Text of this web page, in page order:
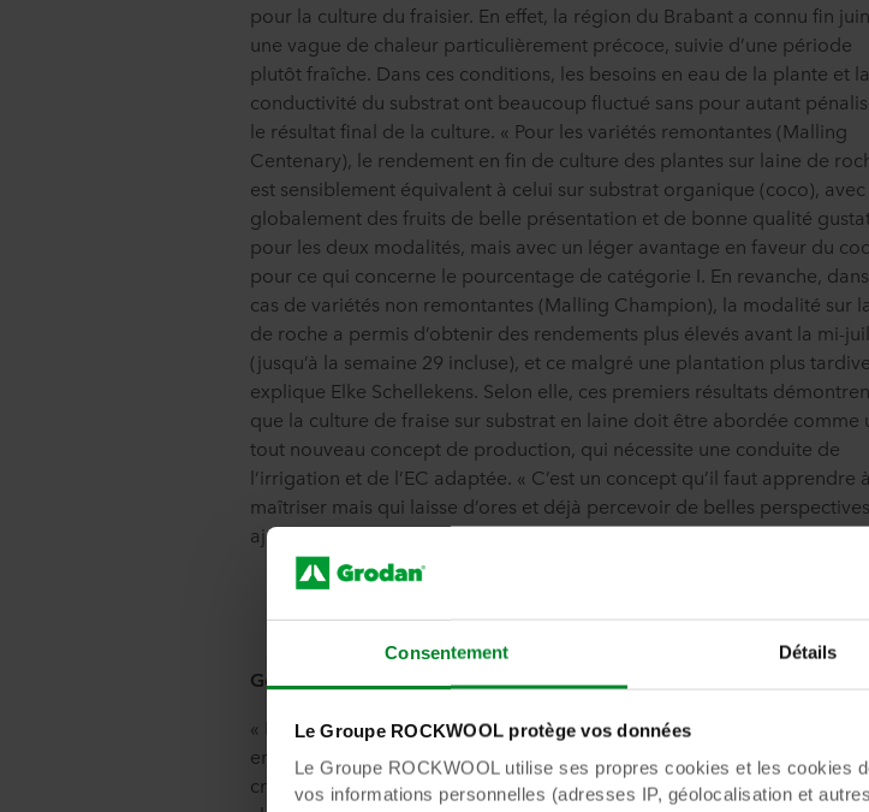
Consentement Détails
Le Groupe ROCKWOOL protège vos données
Le Groupe ROCKWOOL utilise ses propres cookies et les cookies
vos informations personnelles (adresses IP, géolocalisation et
pour la culture du fraisier. En effet, la région du Brabant a connu fin juin
une vague de chaleur particulièrement précoce, suivie d’une période
plutôt fraîche. Dans ces conditions, les besoins en eau de la plante et la
conductivité du substrat ont beaucoup fluctué sans pour autant
le résultat final de la culture. « Pour les variétés remontantes (Malling
Centenary), le rendement en fin de culture des plantes sur laine de
est sensiblement équivalent à celui sur substrat organique (coco), avec
globalement des fruits de belle présentation et de bonne qualité
pour les deux modalités, mais avec un léger avantage en faveur du
pour ce qui concerne le pourcentage de catégorie I. En revanche,
cas de variétés non remontantes (Malling Champion), la modalité sur
de roche a permis d’obtenir des rendements plus élevés avant la mi-
(jusqu’à la semaine 29 incluse), et ce malgré une plantation plus
explique Elke Schellekens. Selon elle, ces premiers résultats
que la culture de fraise sur substrat en laine doit être abordée comme
tout nouveau concept de production, qui nécessite une conduite de
l’irrigation et de l’EC adaptée. « C’est un concept qu’il faut apprendre à
maîtriser mais qui laisse d’ores et déjà percevoir de belles
ajoute-t-elle.
Gérer les irrigations et l’EC
« En début de culture, nous avons maintenu un taux d’humidité compris
entre 70 et 75 %, pour descendre ensuite entre 60 et 65 % avec
crainte de passer en dessous de la barre des 60 % en cas de fortes